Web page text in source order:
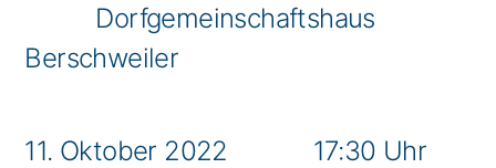
Dorfgemeinschaftshaus
Berschweiler
11. Oktober 2022 17:30 Uhr